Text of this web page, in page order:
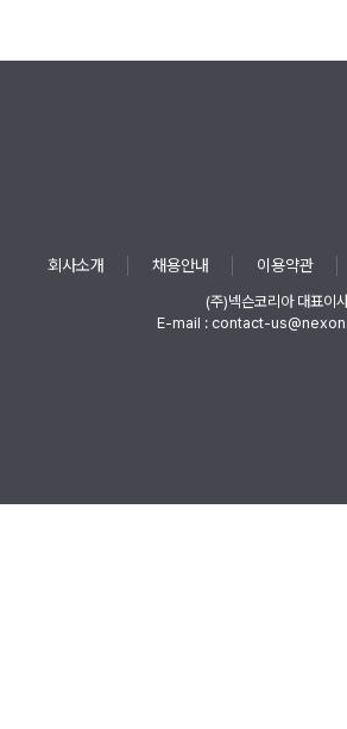
회사소개 채용안내 이용약관
(주)넥슨코리아 대표이
E-mail : contact-